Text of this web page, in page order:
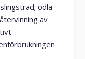
odla
av